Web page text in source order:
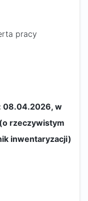
pracy
08.04.2026, w
rzeczywistym
inwentaryzacji)​